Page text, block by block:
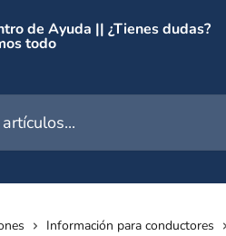
Información para conductores